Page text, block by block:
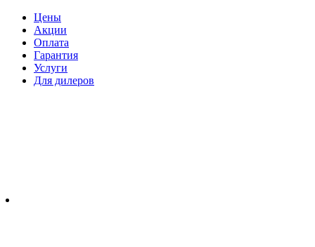
Цены
Акции
Оплата
Гарантия
Услуги
Для дилеров